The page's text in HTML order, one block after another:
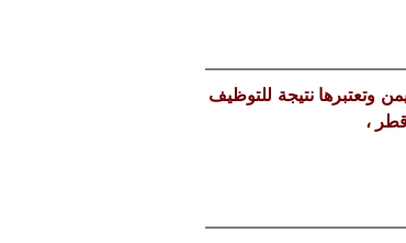
وتعتبرها نتيجة للتوظيف
،